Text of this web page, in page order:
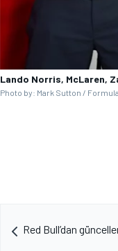
Lando Norris, McLaren,
Photo by: Mark Sutton /
Red Bull’dan